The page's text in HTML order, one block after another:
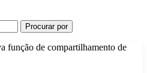
Procurar por
função de compartilhamento de